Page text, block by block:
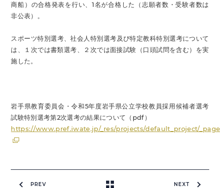
商船）の合格発表を行い、1名が合格した（志願者数・受験者数は
非公表）。
スポーツ特別選考、社会人特別選考及び特定教科特別選考について
は、１次では書類選考、２次では面接試験（口頭試問を含む）を実
施した。
岩手県教育委員会・令和5年度岩手県公立学校教員採用候補者選考
試験特別選考第2次選考の結果について（pdf）
https://www.pref.iwate.jp/_res/projects/default_project/
PREV NEXT